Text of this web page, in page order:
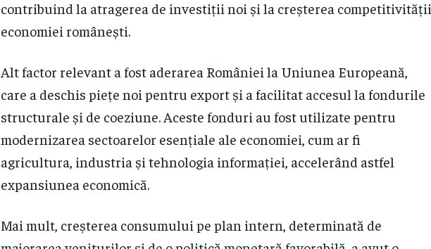
contribuind la atragerea de investiții noi și la creșterea competitivității
economiei românești.
Alt factor relevant a fost aderarea României la Uniunea Europeană,
care a deschis piețe noi pentru export și a facilitat accesul la fondurile
structurale și de coeziune. Aceste fonduri au fost utilizate pentru
modernizarea sectoarelor esențiale ale economiei, cum ar fi
agricultura, industria și tehnologia informației, accelerând astfel
expansiunea economică.
Mai mult, creșterea consumului pe plan intern, determinată de